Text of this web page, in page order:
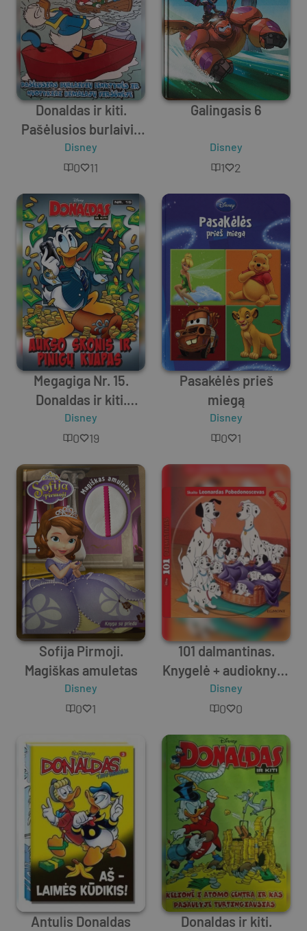
Donaldas ir kiti.
Pašėlusios burlaivių
lenktynės ir nuotykiai
Himalajų viršūnėje
Disney
0 11
Galingasis 6
Disney
1 2
Megagiga Nr. 15.
Donaldas ir kiti.
Aukso skonis ir
pinigų kvapas
Disney
0 19
Pasakėlės prieš
miegą
Disney
0 1
Sofija Pirmoji.
Magiškas amuletas
Disney
0 1
101 dalmantinas.
Knygelė + audioknyga
(CD)
Disney
0 0
Antulis Donaldas
Donaldas ir kiti.